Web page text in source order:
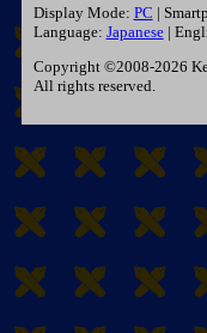
Display Mode: PC |
Language: Japanese|
Copyright ©2008-2026
All rights reserved.